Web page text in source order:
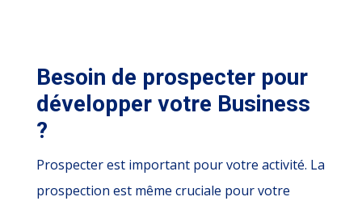
Besoin de prospecter pour
développer votre Business
?
Prospecter est important pour votre activité. La
prospection est même cruciale pour votre